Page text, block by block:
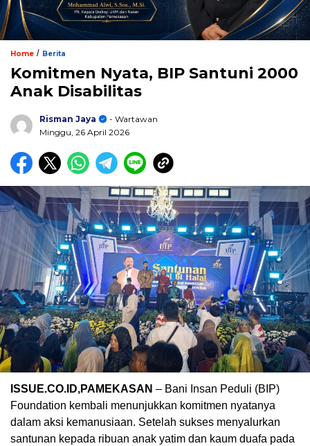
Home / Berita
Komitmen Nyata, BIP Santuni 2000
Anak Disabilitas
Risman Jaya
- Wartawan
Minggu, 26 April 2026
ISSUE.CO.ID,PAMEKASAN – Bani Insan Peduli (BIP)
Foundation kembali menunjukkan komitmen nyatanya
dalam aksi kemanusiaan. Setelah sukses menyalurkan
santunan kepada ribuan anak yatim dan kaum duafa pada